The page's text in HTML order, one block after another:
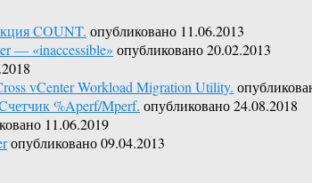
COUNT. опубликовано 11.06.2013
— «inaccessible» опубликовано 20.02.2013
vCenter Workload Migration Utility.
%Aperf/Mperf. опубликовано 24.08.2018
11.06.2019
опубликовано 09.04.2013